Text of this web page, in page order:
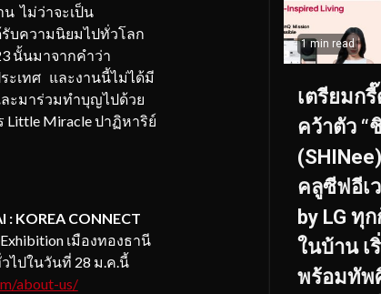
น ไม่ว่าจะเป็น
บความนิยมไปทั่วโลก
นั้นมาจากคำว่า
ะเทศ และงานนี้ไม่ได้มี
ะมาร่วมทำบุญไปด้วย
Miracle ปาฏิหาริย์
: KOREA CONNECT
เมืองทองธานี
ไปในวันที่ 28 ม.ค.นี้
about-us/
1 min read
เตรียมก
คว้าตัว “
คลูซีฟอีเ
by LG ทุ
ในบ้าน เ
พร้อมทัพ